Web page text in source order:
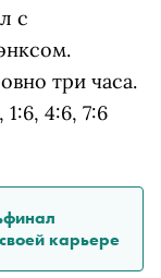
с
три часа.
4:6, 7:6
карьере